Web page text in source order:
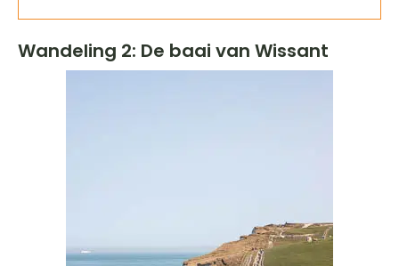
Wandeling 2: De baai van Wissant